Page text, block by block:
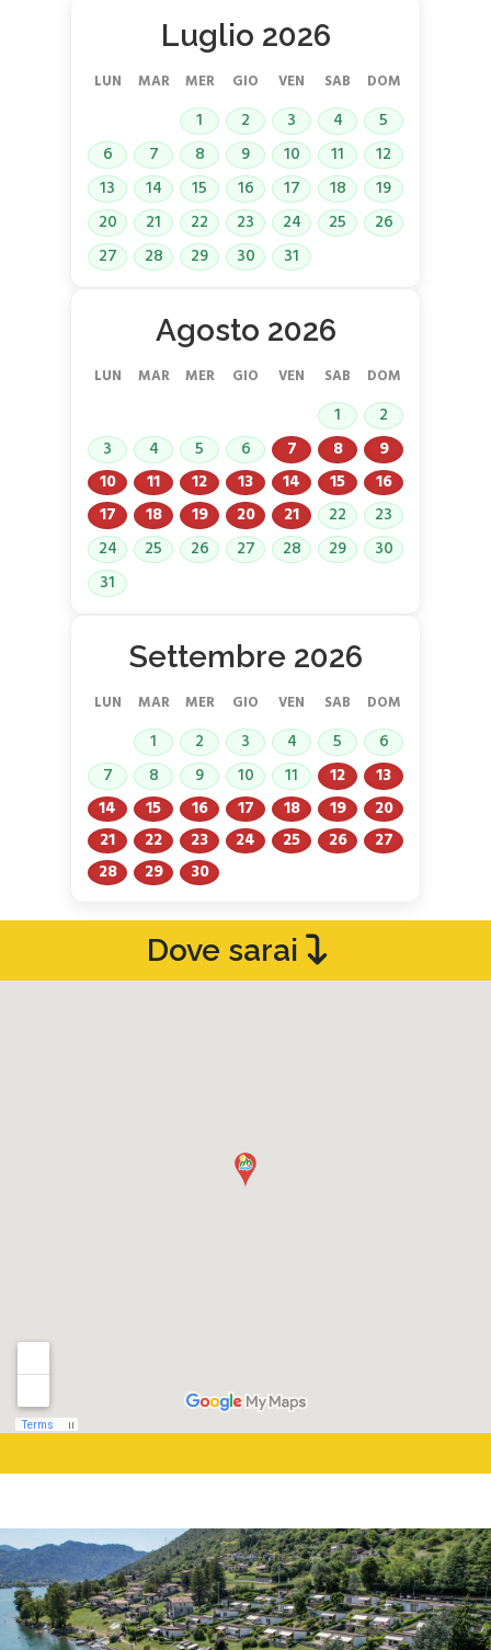
Luglio 2026
LUN MAR MER GIO VEN SAB DOM
1 2 3 4
5
6
7 8 9 10 11
12
13
14 15 16 17 18
19
20
21 22 23 24 25
26
27
28 29 30 31
Agosto 2026
LUN MAR MER GIO VEN SAB DOM
1
2
3
4 5 6 7 8
9
10
11 12 13 14 15
16
17
18 19 20 21 22
23
24
25 26 27 28 29
30
31
Settembre 2026
LUN MAR MER GIO VEN SAB DOM
1 2 3 4 5
6
7
8 9 10 11 12
13
14
15 16 17 18 19
20
21
22 23 24 25 26
27
28
29 30
Dove sarai